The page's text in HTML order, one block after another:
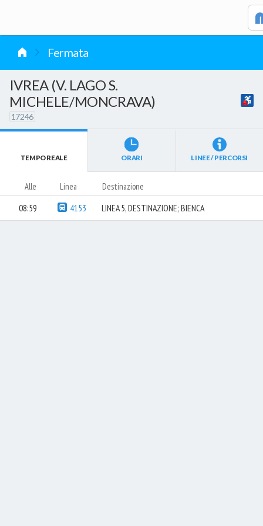
Fermata
IVREA (V. LAGO S.
MICHELE/MONCRAVA)
17246
TEMPO REALE ORARI LINEE / PERCORSI
Alle Linea Destinazione
08:59 4153 LINEA 5, DESTINAZIONE; BIENCA